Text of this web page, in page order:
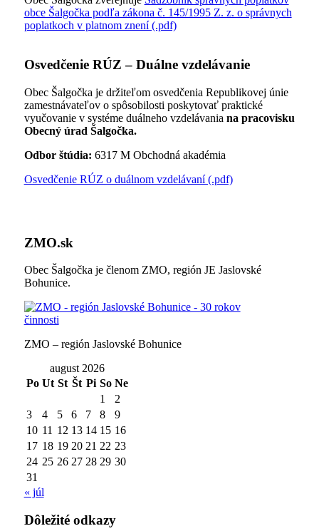
obce Šalgočka podľa zákona č. 145/1995 Z. z. o správnych
poplatkoch v platnom znení (.pdf)
Osvedčenie RÚZ – Duálne vzdelávanie
Obec Šalgočka je držiteľom osvedčenia Republikovej únie
zamestnávateľov o spôsobilosti poskytovať praktické
vyučovanie v systéme duálneho vzdelávania na pracovisku
Obecný úrad Šalgočka.
Odbor štúdia: 6317 M Obchodná akadémia
Osvedčenie RÚZ o duálnom vzdelávaní (.pdf)
ZMO.sk
Obec Šalgočka je členom ZMO, región JE Jaslovské
Bohunice.
ZMO – región Jaslovské Bohunice
august 2026
Po Ut St Št Pi So Ne
1
2
3
4 5 6 7 8
9
10 11 12 13 14 15 16
17 18 19 20 21 22 23
24 25 26 27 28 29 30
31
« júl
Dôležité odkazy